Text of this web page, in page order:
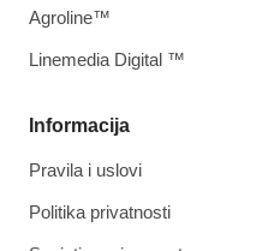
Informacija
Pravila i uslovi
Politika privatnosti
Agroline™
Linemedia Digital ™